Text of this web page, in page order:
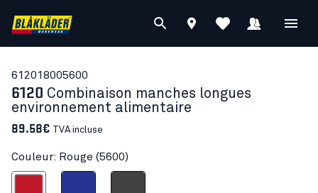
612018005600
6120 Combinaison manches longues
environnement alimentaire
89.58€ TVA incluse
Couleur: Rouge (5600)